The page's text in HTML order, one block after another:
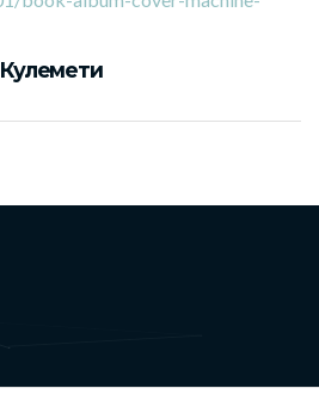
Кулемети